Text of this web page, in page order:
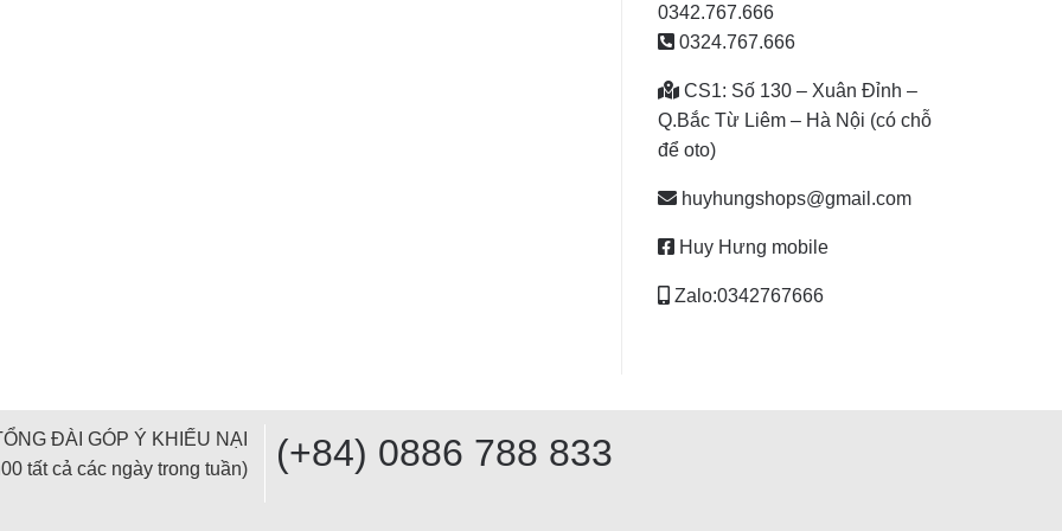
0342.767.666
0324.767.666
CS1: Số 130 – Xuân Đỉnh –
Q.Bắc Từ Liêm – Hà Nội (có chỗ
để oto)
huyhungshops@gmail.com
Huy Hưng mobile
Zalo:0342767666
ĐÀI GÓP Ý KHIẾU NẠI
tất cả các ngày trong tuần)
(+84) 0886 788 833